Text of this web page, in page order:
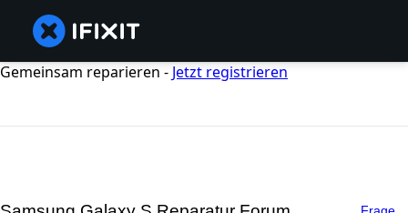
Gemeinsam reparieren - Jetzt registrieren